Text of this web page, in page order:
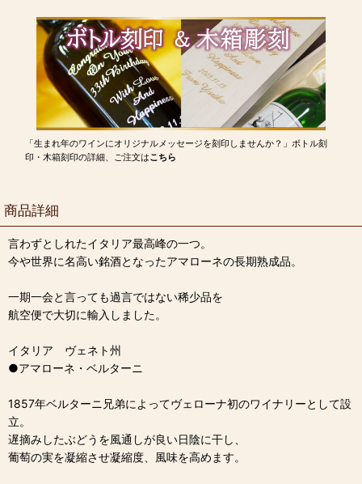
「生まれ年のワインにオリジナルメッセージを刻印しませんか？」ボトル刻
印・木箱刻印の詳細、ご注文はこちら
商品詳細
言わずとしれたイタリア最高峰の一つ。
今や世界に名高い銘酒となったアマローネの長期熟成品。
一期一会と言っても過言ではない稀少品を
航空便で大切に輸入しました。
イタリア ヴェネト州
●アマローネ・ベルターニ
1857年ベルターニ兄弟によってヴェローナ初のワイナリーとして設
立。
遅摘みしたぶどうを風通しが良い日陰に干し、
葡萄の実を凝縮させ凝縮度、風味を高めます。